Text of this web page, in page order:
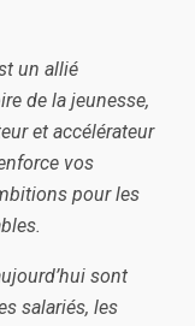
un allié
de la jeunesse,
et accélérateur
vos
pour les
sont
salariés, les